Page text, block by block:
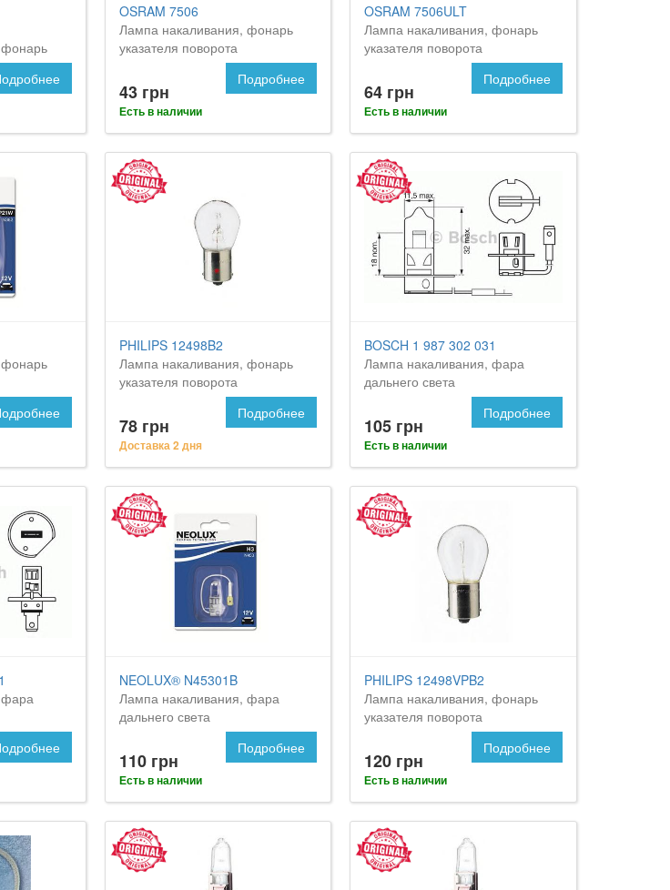
OSRAM 7506
Лампа накаливания, фонарь
указателя поворота
43 грн
Есть в наличии
Подробнее
OSRAM 7506ULT
Лампа накаливания, фонарь
указателя поворота
64 грн
Есть в наличии
Подробнее
PHILIPS 12498B2
Лампа накаливания, фонарь
указателя поворота
78 грн
Доставка 2 дня
Подробнее
BOSCH 1 987 302 031
Лампа накаливания, фара
дальнего света
105 грн
Есть в наличии
Подробнее
фара
NEOLUX® N45301B
Лампа накаливания, фара
дальнего света
110 грн
Есть в наличии
Подробнее
PHILIPS 12498VPB2
Лампа накаливания, фонарь
указателя поворота
120 грн
Есть в наличии
Подробнее